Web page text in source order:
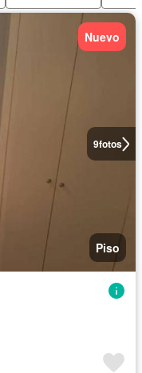
9fotos
Nuevo
Piso